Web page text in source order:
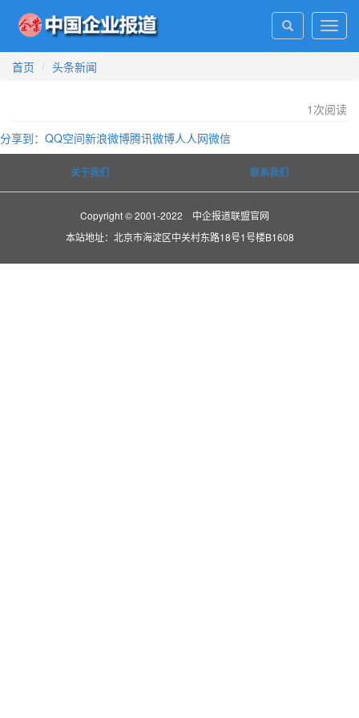
首页
头条新闻
1 次阅读
分享到： QQ空间新浪微博腾讯微博人人网微信
关于我们 联系我们
Copyright © 2001-2022 中企报道联盟官网
本站地址：北京市海淀区中关村东路18号1号楼B1608